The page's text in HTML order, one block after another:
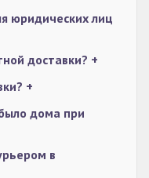
юридических лиц
доставки? +
+
дома при
в